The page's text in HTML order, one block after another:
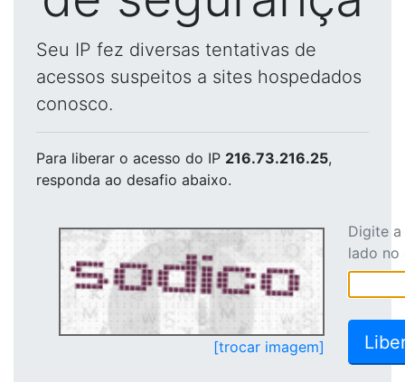
Seu IP fez diversas tentativas de
acessos suspeitos a sites hospedados
conosco.
Para liberar o acesso do IP 216.73.216.25,
responda ao desafio abaixo.
[trocar imagem]
Digite
lado no